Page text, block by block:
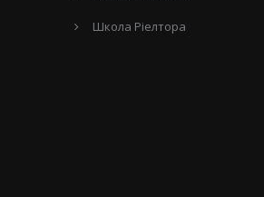
Школа Ріелтора